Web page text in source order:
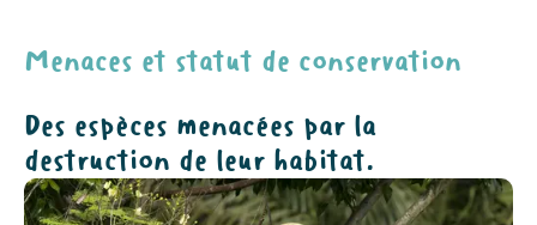
Menaces et statut de conservation
Des espèces menacées par la
destruction de leur habitat.